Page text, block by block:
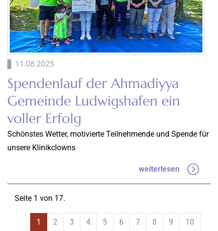
11.08.2025
Spendenlauf der Ahmadiyya
Gemeinde Ludwigshafen ein
voller Erfolg
Schönstes Wetter, motivierte Teilnehmende und Spende für
unsere Klinikclowns
weiterlesen
Seite 1 von 17.
1 2 3 4 5 6 7 8 9 10